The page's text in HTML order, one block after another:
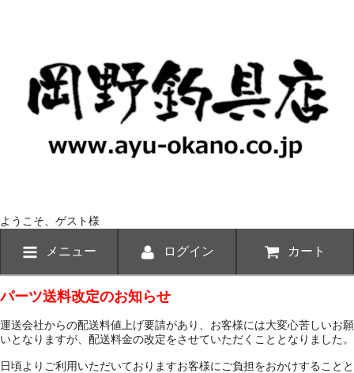
ようこそ、ゲスト様
メニュー ログイン カート
パーツ送料改定のお知らせ
運送会社からの配送料値上げ要請があり、お客様には大変心苦しいお願
いとなりますが、配送料金の改定をさせていただくこととなりました。
日頃よりご利用いただいておりますお客様にご負担をおかけすることと